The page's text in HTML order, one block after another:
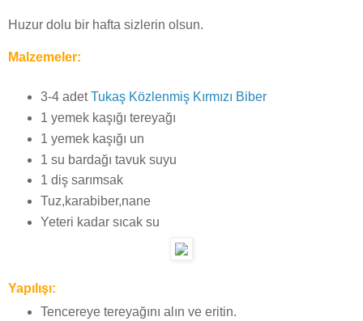
Huzur dolu bir hafta sizlerin olsun.
Malzemeler:
3-4 adetTukaş Közlenmiş Kırmızı Biber
1 yemek kaşığı tereyağı
1 yemek kaşığı un
1 su bardağı tavuk suyu
1 diş sarımsak
Tuz,karabiber,nane
Yeteri kadar sıcak su
Yapılışı:
Tencereye tereyağını alın ve eritin.